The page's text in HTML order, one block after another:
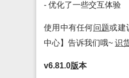
- 优化了一些交互体验
使用中有任何问题或建
中心】告诉我们哦~ 识
v6.81.0版本